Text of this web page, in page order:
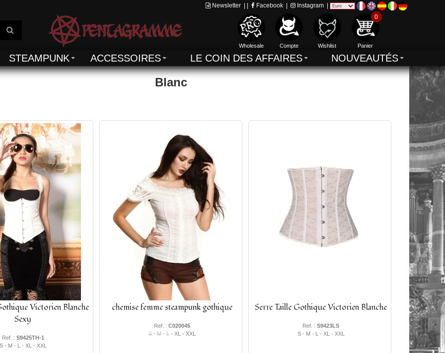
Newsletter Facebook Instagram
Wholesale Compte Wishlist
0
Panier
STEAMPUNK ACCESSOIRES LE COIN DES AFFAIRES NOUVEAUTÉS
Blanc
Victorien Blanche
Sexy
Ref. : S9425TH-1
S - M - L - XL - XXL
chemise femme steampunk gothique
Ref. : C020045
S-M-L- XL - XXL
Serre Taille Gothique Victorien Blanche
Ref. : S9423LS
S - M - L - XL - XXL